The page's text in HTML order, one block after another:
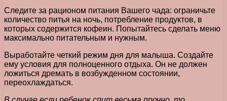
Следите за рационом питания Вашего чада: ограничьте
количество питья на ночь, потребление продуктов, в
которых содержится кофеин. Попытайтесь сделать меню
максимально питательным и нужным.
Выработайте четкий режим дня для малыша. Создайте
ему условия для полноценного отдыха. Он не должен
ложиться дремать в возбужденном состоянии,
переохлаждаться.